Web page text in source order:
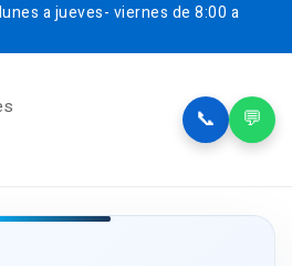
a jueves- viernes de 8:00 a
📞 💬